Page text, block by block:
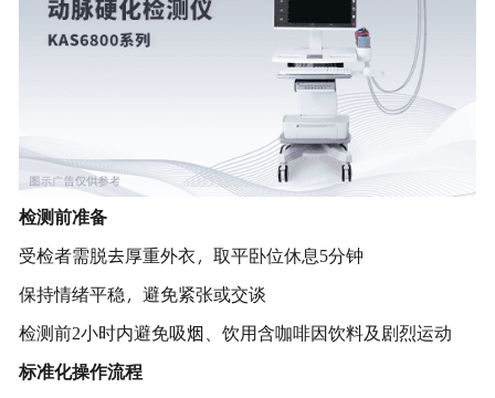
检测前准备
受检者需脱去厚重外衣，取平卧位休息5分钟
保持情绪平稳，避免紧张或交谈
检测前2小时内避免吸烟、饮用含咖啡因饮料及剧烈运动
标准化操作流程